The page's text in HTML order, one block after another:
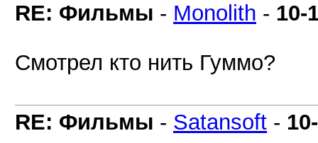
RE: Фильмы - Monolith - 10-
Смотрел кто нить Гуммо?
RE: Фильмы - Satansoft -